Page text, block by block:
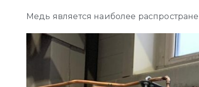
Медь является наиболее